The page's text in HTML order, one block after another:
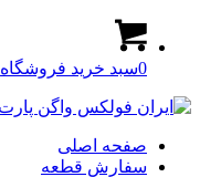
0سبد خرید فروشگاه
صفحه اصلی
سفارش قطعه